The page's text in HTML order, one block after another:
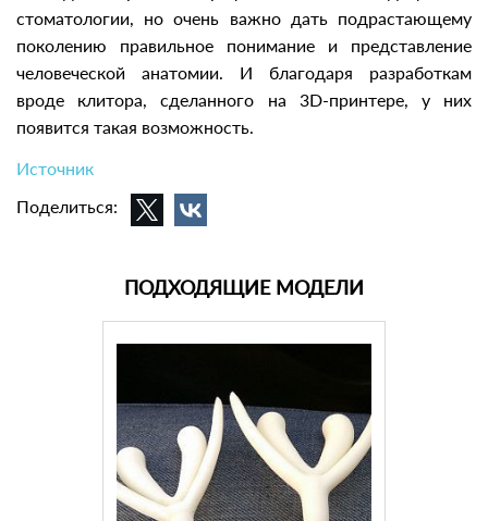
стоматологии, но очень важно дать подрастающему
поколению правильное понимание и представление
человеческой анатомии. И благодаря разработкам
вроде клитора, сделанного на 3D-принтере, у них
появится такая возможность.
Источник
Поделиться:
ПОДХОДЯЩИЕ МОДЕЛИ